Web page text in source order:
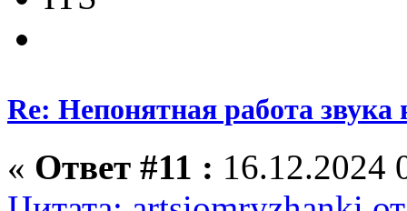
Re: Непонятная работа
« Ответ #11 : 16.12.2024